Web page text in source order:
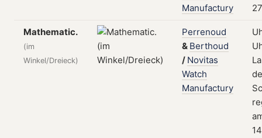
Manufactury
Mathematic.
(im
Winkel/Dreieck)
Perrenoud
& Berthoud
/ Novitas
Watch
Manufactury